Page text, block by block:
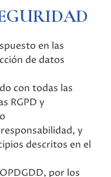
en las
de datos
con todas las
RGPD y
y
descritos en el
por los